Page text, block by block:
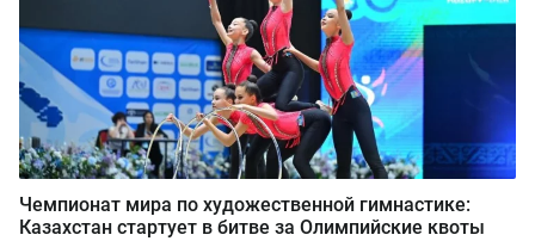
Чемпионат мира по художественной гимнастике:
Казахстан стартует в битве за Олимпийские квоты